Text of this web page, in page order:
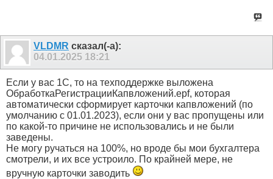
VLDMR сказал(-а):
04.01.2025 18:21
Если у вас 1С, то на техподдержке выложена
ОбработкаРегистрацииКапвложений.epf, которая
автоматически сформирует карточки капвложений (по
умолчанию с 01.01.2023), если они у вас пропущены или
по какой-то причине не использовались и не были
заведены.
Не могу ручаться на 100%, но вроде бы мои бухгалтера
смотрели, и их все устроило. По крайней мере, не
вручную карточки заводить